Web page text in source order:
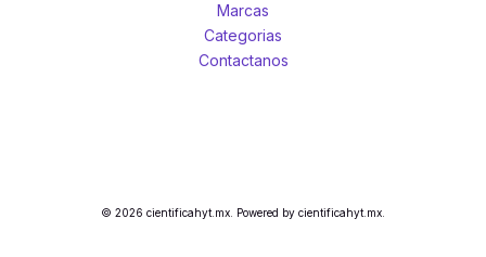
Marcas
Categorias
Contactanos
© 2026 cientificahyt.mx. Powered by cientificahyt.mx.